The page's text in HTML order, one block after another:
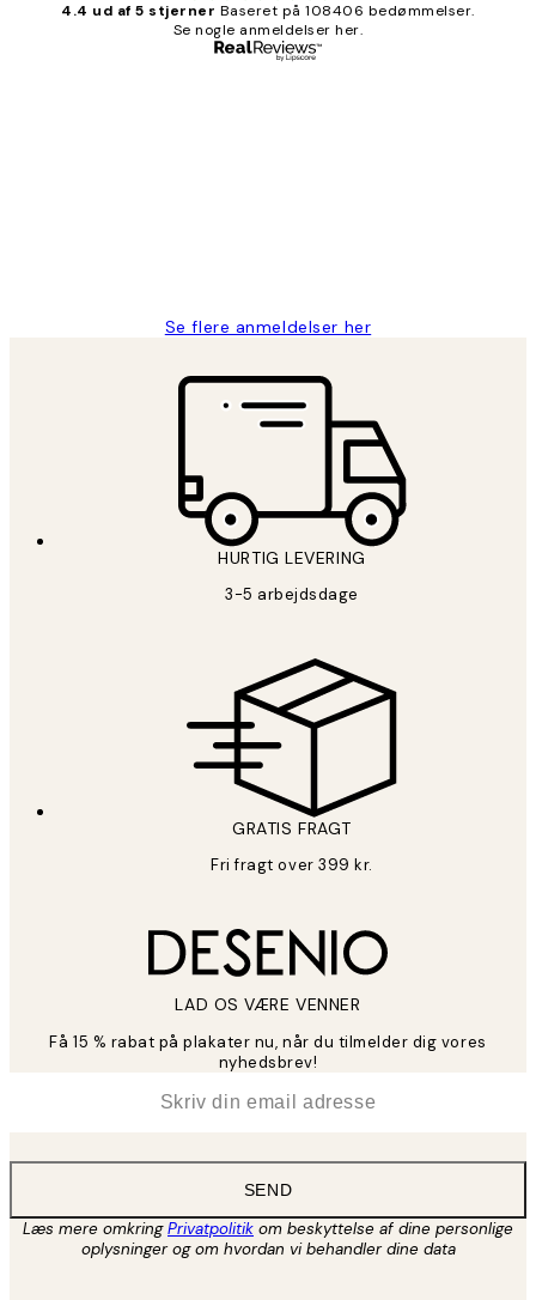
4.4 ud af 5 stjerner Baseret på 108406 bedømmelser.
Se nogle anmeldelser her.
Se flere anmeldelser her
HURTIG LEVERING
3-5 arbejdsdage
GRATIS FRAGT
Fri fragt over 399 kr.
LAD OS VÆRE VENNER
Få 15 % rabat på plakater nu, når du tilmelder dig vores
nyhedsbrev!
SEND
Læs mere omkringPrivatpolitik om beskyttelse af dine personlige
oplysninger og om hvordan vi behandler dine data